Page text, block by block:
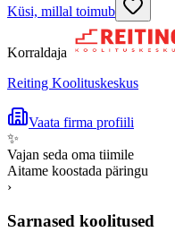
Küsi, millal toimub
Korraldaja
Reiting Koolituskeskus
Vaata firma profiili
✨
Vajan seda oma tiimile
Aitame koostada päringu
›
Sarnased koolitused